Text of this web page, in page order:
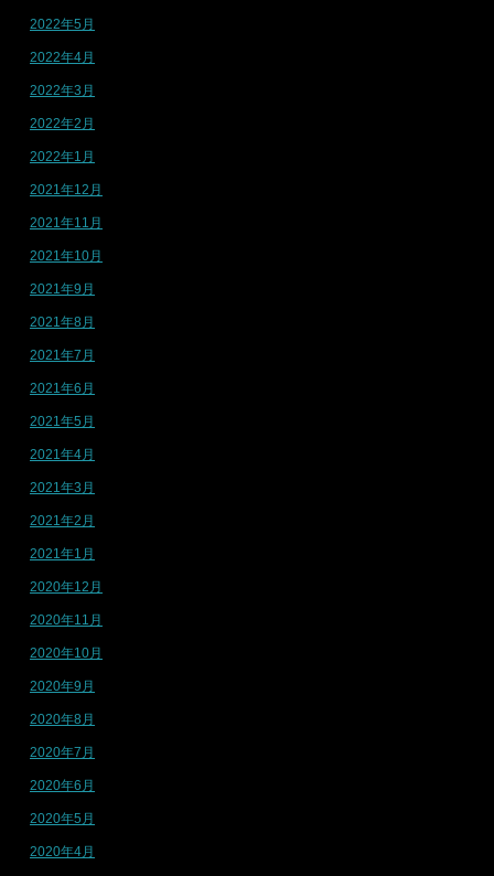
2022年5月
2022年4月
2022年3月
2022年2月
2022年1月
2021年12月
2021年11月
2021年10月
2021年9月
2021年8月
2021年7月
2021年6月
2021年5月
2021年4月
2021年3月
2021年2月
2021年1月
2020年12月
2020年11月
2020年10月
2020年9月
2020年8月
2020年7月
2020年6月
2020年5月
2020年4月